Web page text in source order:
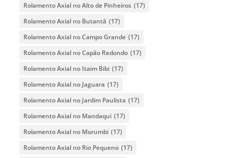
Rolamento Axial no Alto de Pinheiros (17)
Rolamento Axial no Butantã (17)
Rolamento Axial no Campo Grande (17)
Rolamento Axial no Capão Redondo (17)
Rolamento Axial no Itaim Bibi (17)
Rolamento Axial no Jaguara (17)
Rolamento Axial no Jardim Paulista (17)
Rolamento Axial no Mandaqui (17)
Rolamento Axial no Morumbi (17)
Rolamento Axial no Rio Pequeno (17)